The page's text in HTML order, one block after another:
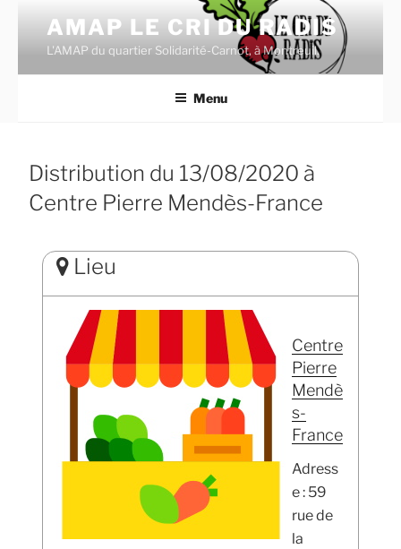
contenu
principal
AMAP LE CRI DU RADIS
L'AMAP du quartier Solidarité-Carnot, à Montreuil.
Menu
Distribution du 13/08/2020 à
Centre Pierre Mendès-France
Lieu
Centre
Pierre
Mendè
s-
France
Adress
e : 59
rue de
la